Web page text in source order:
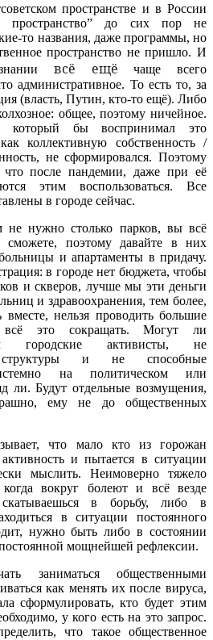
пространстве и в России
пространство” до сих пор не
то названия, даже программы, но
пространство не пришло. И
всё ещёчаще всего
административное. То есть то, за
(власть, Путин, кто-то ещё). Либо
общее, поэтому ничейное.
который бы воспринимал это
коллективную собственность /
не сформировался. Поэтому
после пандемии, даже при её
этим воспользоваться. Все
в городе сейчас.
не нужно столько парков, вы всё
поэтому давайте в них
и апартаменты в придачу.
в городе нет бюджета, чтобы
и скверов, лучше мы эти деньги
и здравоохранения, тем более,
вместе, нельзя проводить большие
всё это сокращать. Могут ли
городские активисты, не
и не способные
на политическом или
ли. Будут отдельные возмущения,
ему не до общественных
что мало кто из горожан
и пытается в ситуации
мыслить. Неимоверно тяжело
когда вокруг болеют и всё везде
в борьбу, либо в
в ситуации постоянного
нужно быть либо в состоянии
мощнейшей рефлексии.
заниматься общественными
как менять их после вируса,
сформулировать, кто будет этим
у кого есть на это запрос.
что такое общественное